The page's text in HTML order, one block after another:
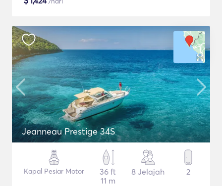
Jeanneau Prestige 34S
Kapal Pesiar Motor
36 ft
11 m
8 Jelajah 2